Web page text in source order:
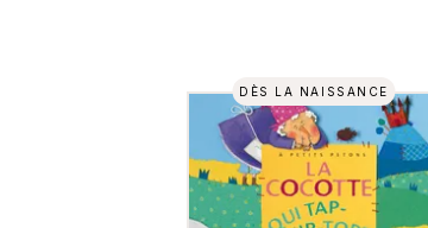
DÈS LA NAISSANCE